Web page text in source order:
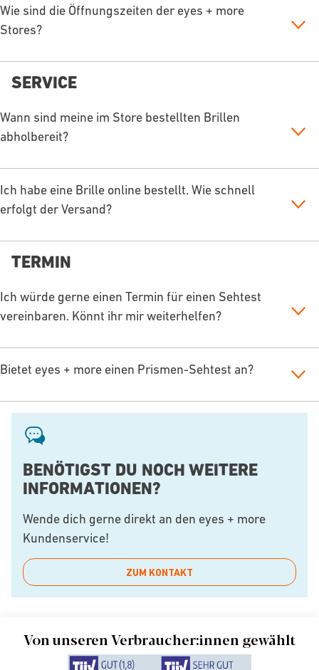
Wie sind die Öffnungszeiten der eyes + more
Stores?
SERVICE
Wann sind meine im Store bestellten Brillen
abholbereit?
Ich habe eine Brille online bestellt. Wie schnell
erfolgt der Versand?
TERMIN
Ich würde gerne einen Termin für einen Sehtest
vereinbaren. Könnt ihr mir weiterhelfen?
Bietet eyes + more einen Prismen-Sehtest an?
BENÖTIGST DU NOCH WEITERE
INFORMATIONEN?
Wende dich gerne direkt an den eyes + more
Kundenservice!
ZUM KONTAKT
Von unseren Verbraucher:innen gewählt